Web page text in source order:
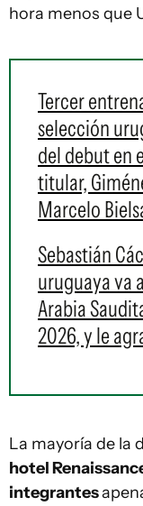
hora menos que
Tercer
selección
del debut en
titular,
Marcelo
Sebastián
uruguaya va
Arabia
2026, y le
La mayoría de la
hotel
integrantes